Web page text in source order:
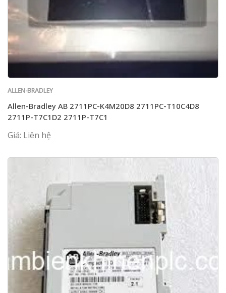
ALLEN-BRADLEY
Allen-Bradley AB 2711PC-K4M20D8 2711PC-T10C4D8
2711P-T7C1D2 2711P-T7C1
Giá: Liên hệ